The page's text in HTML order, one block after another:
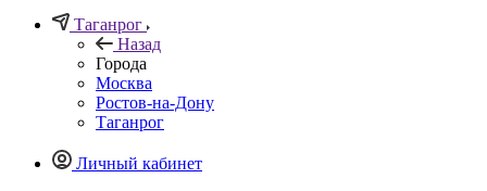
Таганрог
Назад
Города
Москва
Ростов-на-Дону
Таганрог
Личный кабинет